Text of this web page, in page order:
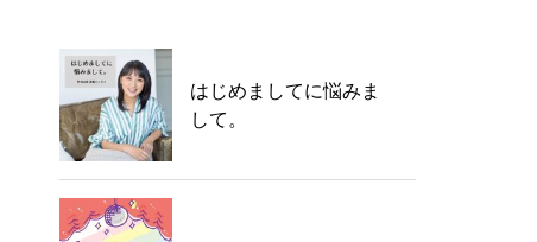
はじめましてに悩みま
して。